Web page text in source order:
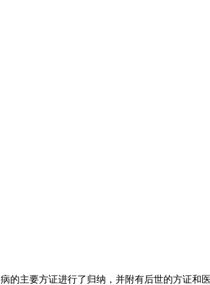
主要方证进行了归纳，并附有后世的方证和